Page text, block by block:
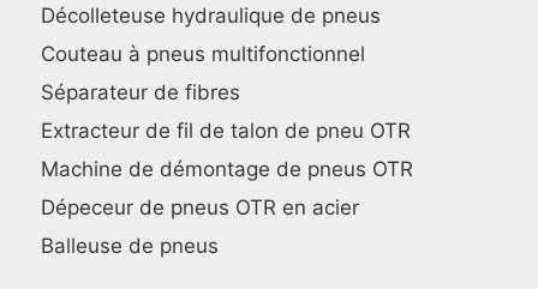
Décolleteuse hydraulique de pneus
Couteau à pneus multifonctionnel
Séparateur de fibres
Extracteur de fil de talon de pneu OTR
Machine de démontage de pneus OTR
Dépeceur de pneus OTR en acier
Balleuse de pneus